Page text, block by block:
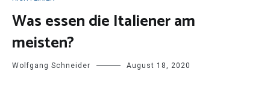
Was essen die Italiener am
meisten?
Wolfgang Schneider August 18, 2020